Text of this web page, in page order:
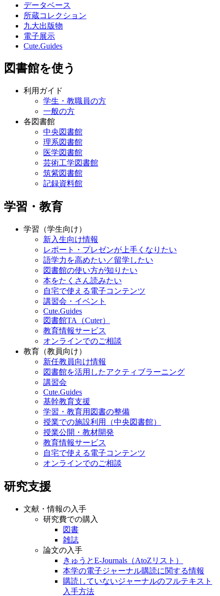
データベース
所蔵コレクション
九大出版物
電子展示
Cute.Guides
図書館を使う
利用ガイド
学生・教職員の方
一般の方
各図書館
中央図書館
理系図書館
医学図書館
芸術工学図書館
筑紫図書館
記録資料館
学習・教育
学習（学生向け）
新入生向け情報
レポート・プレゼンが上手くなりたい
語学力を高めたい／留学したい
図書館の使い方が知りたい
本をたくさん読みたい
自宅で使える電子コンテンツ
講習会・イベント
Cute.Guides
図書館TA（Cuter）
教育情報サービス
オンラインでのご相談
教育（教員向け）
新任教員向け情報
図書館を活用したアクティブラーニング
講習会
Cute.Guides
基幹教育支援
学習・教育用図書の整備
授業での施設利用（中央図書館）
授業公開・教材開発
教育情報サービス
自宅で使える電子コンテンツ
オンラインでのご相談
研究支援
文献・情報の入手
研究費での購入
図書
雑誌
論文の入手
きゅうとE-Journals（AtoZリスト）
本学の電子ジャーナル購読に関する情報
購読していないジャーナルのフルテキスト
入手方法